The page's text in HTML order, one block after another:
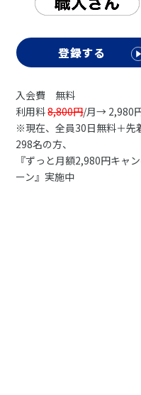
登録する
入会費 無料
利用料8,800円/月→ 2,980
※現在、全員30日無料＋先
298名の方、
『ずっと月額2,980円キャ
ーン』実施中